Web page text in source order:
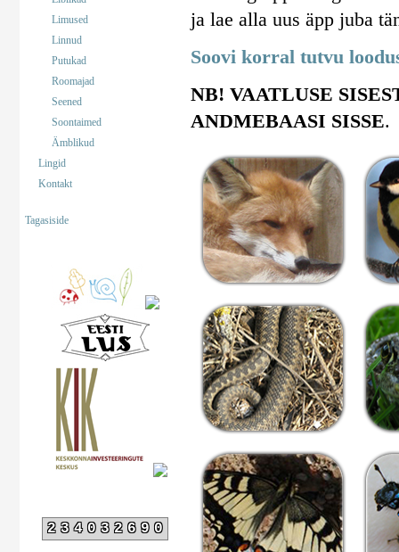
Limused
Linnud
Putukad
Roomajad
Seened
Soontaimed
Ämblikud
Lingid
Kontakt
Tagasiside
234032690
ja lae alla uus äpp juba
Soovi korral tutvu
NB! VAATLUSE
ANDMEBAASI SISSE.